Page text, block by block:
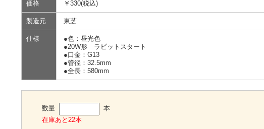
価格 ￥330(税込)
製造元 東芝
仕様
●色：昼光色
●20W形 ラビットスタート
●口金：G13
●管径：32.5mm
●全長：580mm
数量
本
在庫あと22本